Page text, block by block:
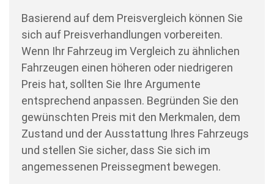
Basierend auf dem Preisvergleich können Sie
sich auf Preisverhandlungen vorbereiten.
Wenn Ihr Fahrzeug im Vergleich zu ähnlichen
Fahrzeugen einen höheren oder niedrigeren
Preis hat, sollten Sie Ihre Argumente
entsprechend anpassen. Begründen Sie den
gewünschten Preis mit den Merkmalen, dem
Zustand und der Ausstattung Ihres Fahrzeugs
und stellen Sie sicher, dass Sie sich im
angemessenen Preissegment bewegen.